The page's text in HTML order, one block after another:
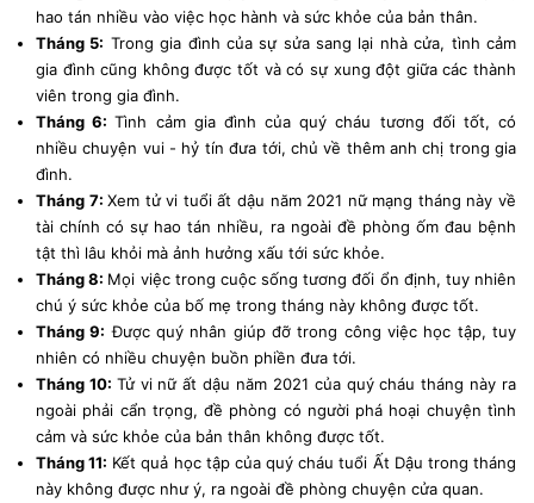
hao tán nhiều vào việc học hành và sức khỏe của bản thân.
Tháng 5: Trong gia đình của sự sửa sang lại nhà cửa, tình cảm
gia đình cũng không được tốt và có sự xung đột giữa các thành
viên trong gia đình.
Tháng 6:Tình cảm gia đình của quý cháu tương đối tốt, có
nhiều chuyện vui - hỷ tín đưa tới, chủ về thêm anh chị trong gia
đình.
Tháng 7:Xem tử vi tuổi ất dậu năm 2021 nữ mạng tháng này về
tài chính có sự hao tán nhiều, ra ngoài đề phòng ốm đau bệnh
tật thì lâu khỏi mà ảnh hưởng xấu tới sức khỏe.
Tháng 8: Mọi việc trong cuộc sống tương đối ổn định, tuy nhiên
chú ý sức khỏe của bố mẹ trong tháng này không được tốt.
Tháng 9: Được quý nhân giúp đỡ trong công việc học tập, tuy
nhiên có nhiều chuyện buồn phiền đưa tới.
Tháng 10: Tử vi nữ ất dậu năm 2021 của quý cháu tháng này ra
ngoài phải cẩn trọng, đề phòng có người phá hoại chuyện tình
cảm và sức khỏe của bản thân không được tốt.
Tháng 11: Kết quả học tập của quý cháu tuổi Ất Dậu trong tháng
này không được như ý, ra ngoài đề phòng chuyện cửa quan.